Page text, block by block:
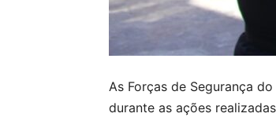
As Forças de Segurança
durante as ações